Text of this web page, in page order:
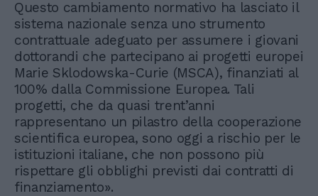
Questo cambiamento normativo ha lasciato il
sistema nazionale senza uno strumento
contrattuale adeguato per assumere i giovani
dottorandi che partecipano ai progetti europei
Marie Sklodowska-Curie (MSCA), finanziati al
100% dalla Commissione Europea. Tali
progetti, che da quasi trent’anni
rappresentano un pilastro della cooperazione
scientifica europea, sono oggi a rischio per le
istituzioni italiane, che non possono più
rispettare gli obblighi previsti dai contratti di
finanziamento».